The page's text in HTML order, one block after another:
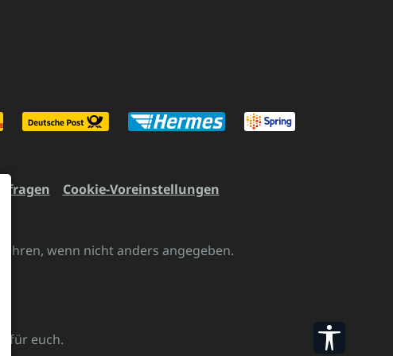
Cookie-Voreinstellungen
wenn nicht anders angegeben.
für euch.